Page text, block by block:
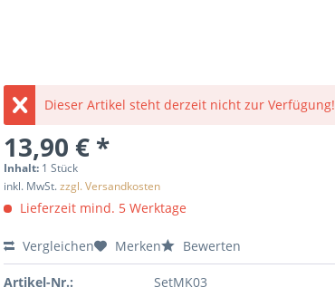
Dieser Artikel steht derzeit nicht zur Verfügung!
13,90 € *
Inhalt: 1 Stück
inkl. MwSt.zzgl. Versandkosten
Lieferzeit mind. 5 Werktage
Vergleichen Merken Bewerten
Artikel-Nr.: SetMK03